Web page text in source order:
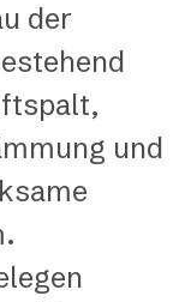
der
und